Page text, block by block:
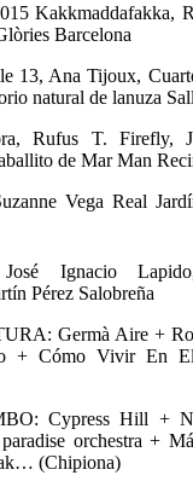
Kakkmaddafakka,
Barcelona
13, Ana Tijoux,
natural de lanuza
Rufus T. Firefly,
de Mar Man
Vega Real
José Ignacio
Pérez Salobreña
Germà Aire +
+ Cómo Vivir En
Cypress Hill +
orchestra +
(Chipiona)